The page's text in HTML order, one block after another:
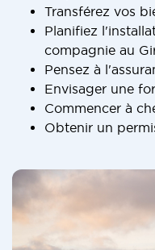
Transférez vos
Planifiez
compagnie au
Pensez à
Envisager une
Commencer à
Obtenir un